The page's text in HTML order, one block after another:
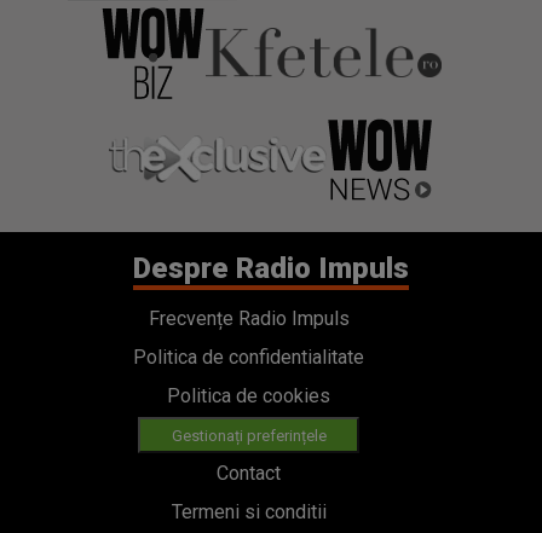
Despre Radio Impuls
Frecvențe Radio Impuls
Politica de confidentialitate
Politica de cookies
Gestionați preferințele
Contact
Termeni si conditii